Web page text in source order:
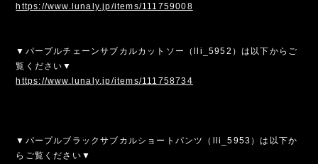
https://www.lunaly.jp/items/111759008
▼パープルチェーンサブカルカットソー（lli_5952）は以下からご
覧ください▼
https://www.lunaly.jp/items/111758734
▼パープルブラックサブカルショートパンツ（lli_5953）は以下か
らご覧ください▼